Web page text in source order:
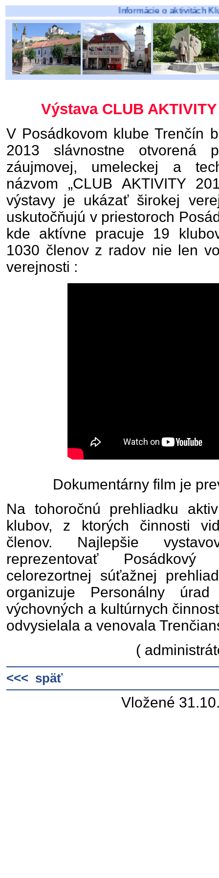
Informácie o aktivitách Klubov
Výstava CLUB
V Posádkovom klube Trenčín
2013 slávnostne otvorená
záujmovej, umeleckej a
názvom „CLUB AKTIVITY
výstavy je ukázať širokej
uskutočňujú v priestoroch
kde aktívne pracuje 19
1030 členov z radov nie len
verejnosti :
Dokumentárny film je
Na tohoročnú prehliadku
klubov, z ktorých činnosti
členov. Najlepšie
reprezentovať
celorezortnej súťažnej
organizuje Personálny
výchovných a kultúrnych
odvysielala a venovala
(
<<< späť
Vložené